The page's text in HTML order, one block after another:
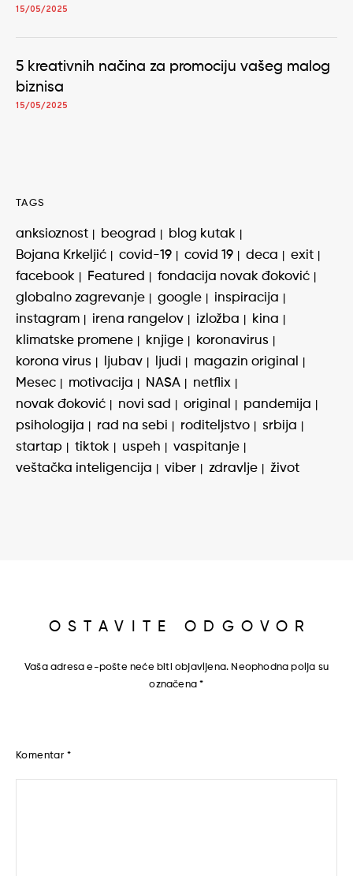
15/05/2025
5 kreativnih načina za promociju vašeg malog
biznisa
15/05/2025
TAGS
anksioznost beograd
blog kutak
Bojana Krkeljić
covid-19 covid 19 deca
exit
facebook
Featured
fondacija novak đoković
globalno zagrevanje
google
inspiracija
instagram
irena rangelov izložba
kina
klimatske promene
knjige
koronavirus
korona virus
ljubav ljudi
magazin original
Mesec
motivacija NASA
netflix
novak đoković
novi sad original
pandemija
psihologija
rad na sebi roditeljstvo
srbija
startap
tiktok uspeh
vaspitanje
veštačka inteligencija
viber zdravlje život
OSTAVITE ODGOVOR
Vaša adresa e-pošte neće biti objavljena. Neophodna polja su
označena*
Komentar *